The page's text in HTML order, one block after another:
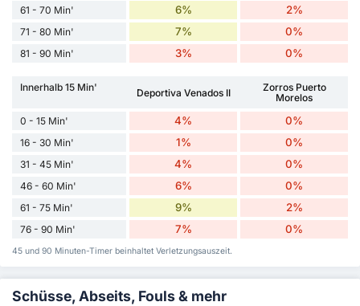
61 - 70 Min' 6% 2%
71 - 80 Min' 7% 0%
81 - 90 Min' 3% 0%
Innerhalb 15 Min' Deportiva Venados II
Zorros Puerto
Morelos
0 - 15 Min'
4% 0%
16 - 30 Min' 1% 0%
31 - 45 Min' 4% 0%
46 - 60 Min' 6% 0%
61 - 75 Min' 9% 2%
76 - 90 Min' 7% 0%
45 und 90 Minuten-Timer beinhaltet Verletzungsauszeit.
Schüsse, Abseits, Fouls & mehr